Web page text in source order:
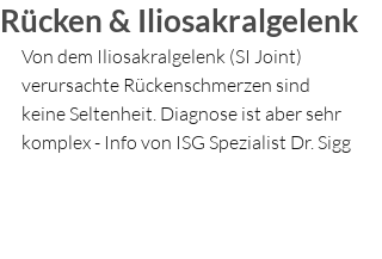
Rücken & Iliosakralgelenk
Von dem Iliosakralgelenk (SI Joint)
verursachte Rückenschmerzen sind
keine Seltenheit. Diagnose ist aber sehr
komplex - Info von ISG Spezialist Dr. Sigg